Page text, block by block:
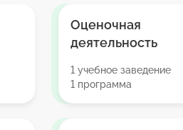
Оценочная
деятельность
1 учебное заведение
1 программа